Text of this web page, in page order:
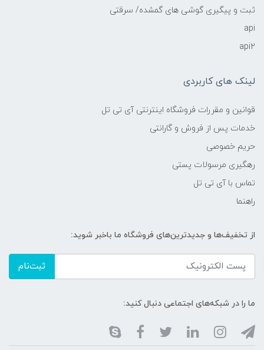
ثبت و پیگیری گوشی های گمشده/ سرقتی
api
api2
لینک های کاربردی
قوانین و مقررات فروشگاه اینترنتی آی تی تل
خدمات پس از فروش و گارانتی
حریم خصوصی
رهگیری مرسولات پستی
تماس با آی تی تل
راهنما
از تخفیف‌ها و جدیدترین‌های فروشگاه ما باخبر شوید:
ثبت‌نام
ما را در شبکه‌های اجتماعی دنبال کنید: